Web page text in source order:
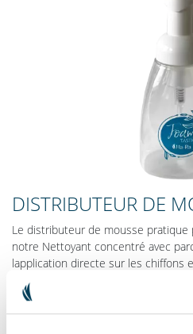
DISTRIBUTEUR DE
Le distributeur de mousse
notre Nettoyant concentré avec
lapplication directe sur les chiffons
rapidement les mains. La mousse
intéressante en combinaison avec
soins complets.